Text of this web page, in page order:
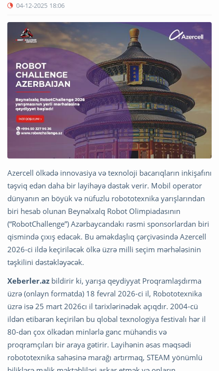
04-12-2025 18:06
Azercell ölkədə innovasiya və texnoloji bacarıqların inkişafını
təşviq edən daha bir layihəyə dəstək verir. Mobil operator
dünyanın ən böyük və nüfuzlu robototexnika yarışlarından
biri hesab olunan Beynəlxalq Robot Olimpiadasının
(“RobotChallenge”) Azərbaycandakı rəsmi sponsorlardan biri
qismində çıxış edəcək. Bu əməkdaşlıq çərçivəsində Azercell
2026-ci ildə keçiriləcək ölkə üzrə milli seçim mərhələsinin
təşkilini dəstəkləyəcək.
Xeberler.az bildirir ki, yarışa qeydiyyat Proqramlaşdırma
üzrə (onlayn formatda) 18 fevral 2026-ci il, Robototexnika
üzrə isə 25 mart 2026cı il tarixlərinədək açıqdır. 2004-cü
ildən etibarən keçirilən bu qlobal texnologiya festivalı hər il
80-dən çox ölkədən minlərlə gənc mühəndis və
proqramçıları bir araya gətirir. Layihənin əsas məqsədi
robototexnika sahəsinə marağı artırmaq, STEAM yönümlü